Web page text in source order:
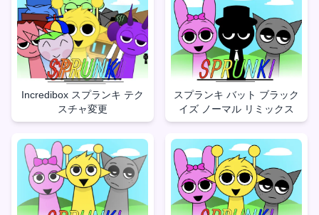
Incredibox スプランキ テク
スチャ変更
スプランキ バット ブラック
イズ ノーマル リミックス